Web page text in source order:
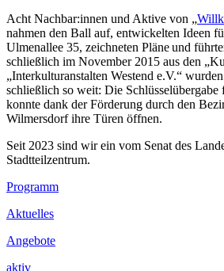
Acht Nachbar:innen und Aktive von „
nahmen den Ball auf, entwickelten Ideen
Ulmenallee 35, zeichneten Pläne und
schließlich im November 2015 aus den
„Interkulturanstalten Westend e.V.“
schließlich so weit: Die Schlüsselübergabe
konnte dank der Förderung durch den
Wilmersdorf ihre Türen öffnen.
Seit 2023 sind wir ein vom Senat des
Stadtteilzentrum.
Footer
Inhalt
Programm
Aktuelles
Angebote
aktiv